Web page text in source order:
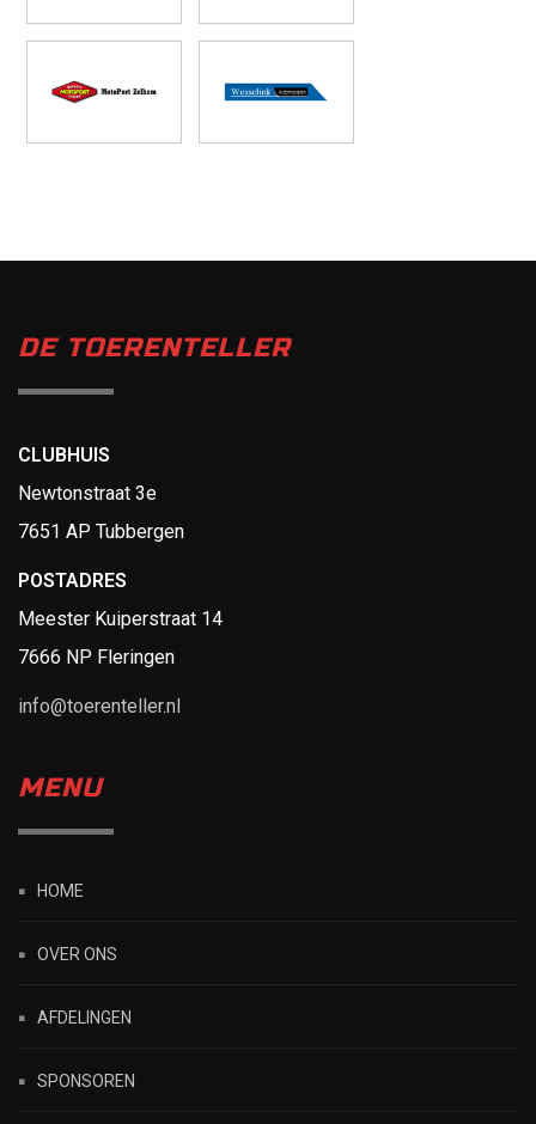
DE TOERENTELLER
CLUBHUIS
Newtonstraat 3e
7651 AP Tubbergen
POSTADRES
Meester Kuiperstraat 14
7666 NP Fleringen
info@toerenteller.nl
MENU
HOME
OVER ONS
AFDELINGEN
SPONSOREN